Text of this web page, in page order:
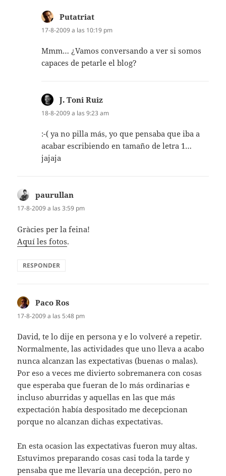
Putatriat
17-8-2009 a las 10:19 pm
Mmm… ¿Vamos conversando a ver si somos
capaces de petarle el blog?
J. Toni Ruiz
18-8-2009 a las 9:23 am
:-( ya no pilla más, yo que pensaba que iba a
acabar escribiendo en tamaño de letra 1…
jajaja
paurullan
17-8-2009 a las 3:59 pm
Gràcies per la feina!
Aquí les fotos.
RESPONDER
Paco Ros
17-8-2009 a las 5:48 pm
David, te lo dije en persona y e lo volveré a repetir.
Normalmente, las actividades que uno lleva a acabo
nunca alcanzan las expectativas (buenas o malas).
Por eso a veces me divierto sobremanera con cosas
que esperaba que fueran de lo más ordinarias e
incluso aburridas y aquellas en las que más
expectación había despositado me decepcionan
porque no alcanzan dichas expectativas.
En esta ocasion las expectativas fueron muy altas.
Estuvimos preparando cosas casi toda la tarde y
pensaba que me llevaría una decepción, pero no